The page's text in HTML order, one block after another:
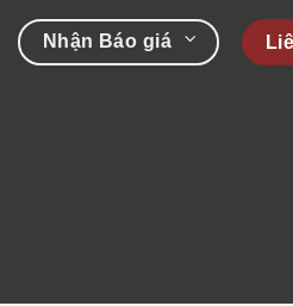
Nhận Báo giá